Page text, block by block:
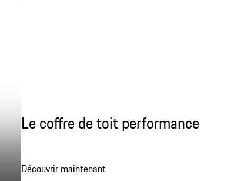
Le coffre de toit performance
Découvrir maintenant